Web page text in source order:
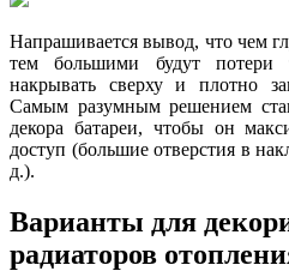
Напрашивается вывод, что чем
тем большими будут потери
накрывать сверху и плотно
Самым разумным решением
декора батареи, чтобы он
доступ (большие отверстия в
д.).
Варианты для
радиаторов